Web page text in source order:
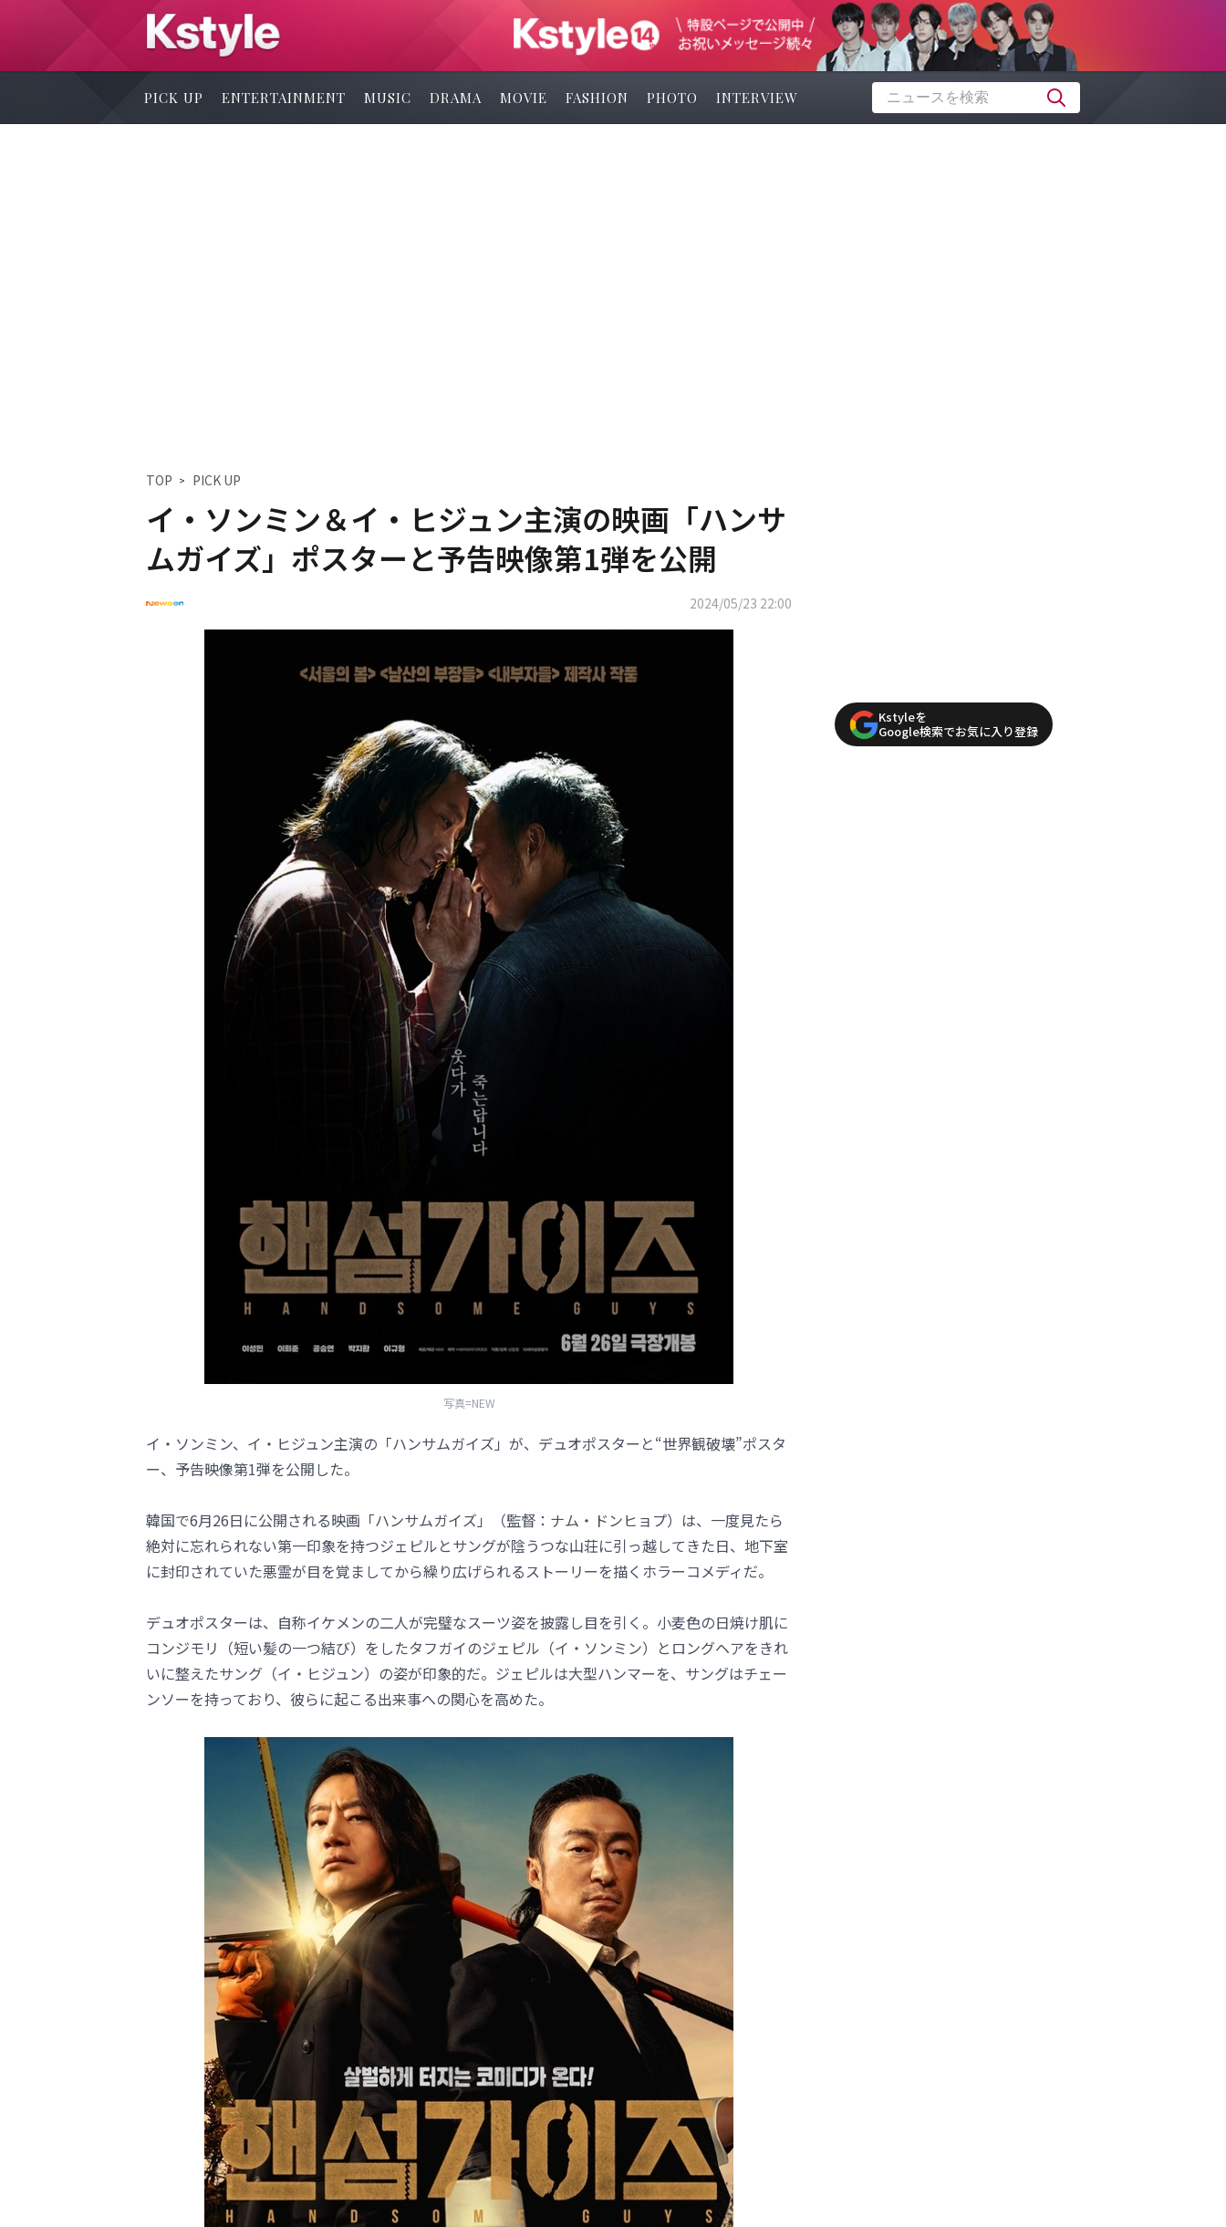
PICK UP ENTERTAINMENT MUSIC DRAMA MOVIE FASHION PHOTO INTERVIEW
TOP PICK UP
イ・ソンミン＆イ・ヒジュン主演の映画「ハンサ
ムガイズ」ポスターと予告映像第1弾を公開
2024/05/23 22:00
写真=NEW
イ・ソンミン、イ・ヒジュン主演の「ハンサムガイズ」が、デュオポスターと“世界観破壊”ポスタ
ー、予告映像第1弾を公開した。
韓国で6月26日に公開される映画「ハンサムガイズ」（監督：ナム・ドンヒョプ）は、一度見たら
絶対に忘れられない第一印象を持つジェピルとサングが陰うつな山荘に引っ越してきた日、地下室
に封印されていた悪霊が目を覚ましてから繰り広げられるストーリーを描くホラーコメディだ。
デュオポスターは、自称イケメンの二人が完璧なスーツ姿を披露し目を引く。小麦色の日焼け肌に
コンジモリ（短い髪の一つ結び）をしたタフガイのジェピル（イ・ソンミン）とロングヘアをきれ
いに整えたサング（イ・ヒジュン）の姿が印象的だ。ジェピルは大型ハンマーを、サングはチェー
ンソーを持っており、彼らに起こる出来事への関心を高めた。
Kstyleを
Google検索でお気に入り登録